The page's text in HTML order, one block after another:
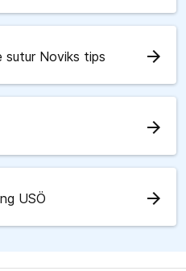
Noviks tips arrow_forward
arrow_forward
USÖ arrow_forward